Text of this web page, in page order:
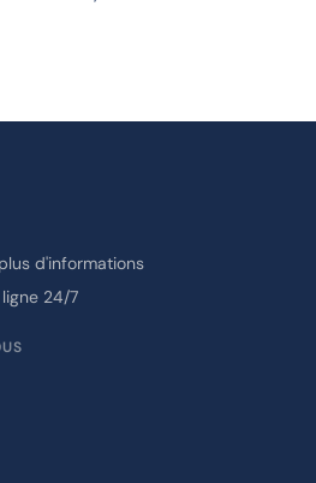
d'informations
24/7